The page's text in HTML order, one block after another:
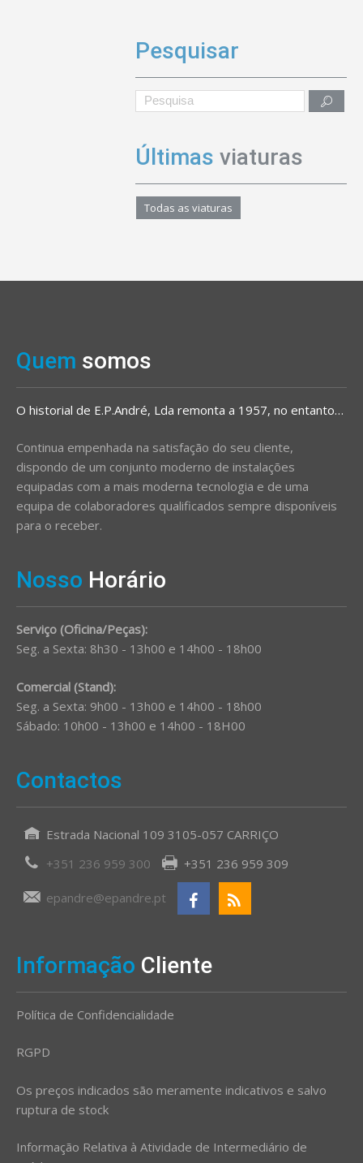
Pesquisar
Últimas viaturas
Todas as viaturas
Quem somos
O historial de E.P.André, Lda remonta a 1957, no entanto…
Continua empenhada na satisfação do seu cliente,
dispondo de um conjunto moderno de instalações
equipadas com a mais moderna tecnologia e de uma
equipa de colaboradores qualificados sempre disponíveis
para o receber.
Nosso Horário
Serviço (Oficina/Peças):
Seg. a Sexta: 8h30 - 13h00 e 14h00 - 18h00
Comercial (Stand):
Seg. a Sexta: 9h00 - 13h00 e 14h00 - 18h00
Sábado: 10h00 - 13h00 e 14h00 - 18H00
Contactos
Estrada Nacional 109 3105-057 CARRIÇO
+351 236 959 300
+351 236 959 309
epandre@epandre.pt
Informação Cliente
Política de Confidencialidade
RGPD
Os preços indicados são meramente indicativos e salvo
ruptura de stock
Informação Relativa à Atividade de Intermediário de